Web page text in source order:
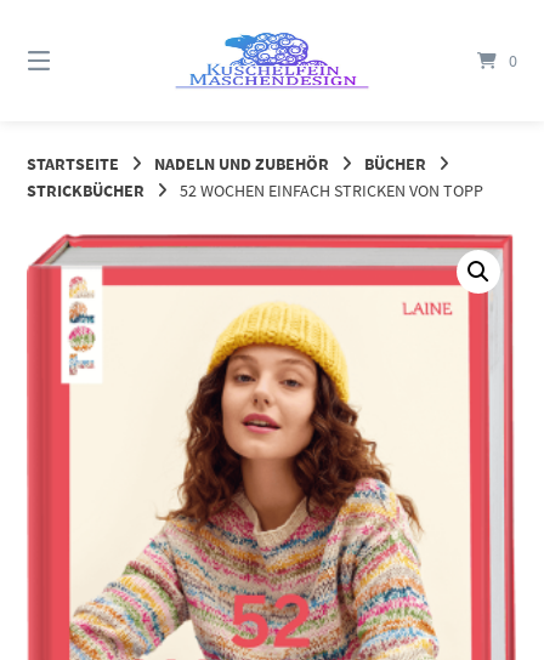
Inhalt
0
STARTSEITE NADELN UND ZUBEHÖR
BÜCHER
STRICKBÜCHER
52 WOCHEN EINFACH STRICKEN VON TOPP